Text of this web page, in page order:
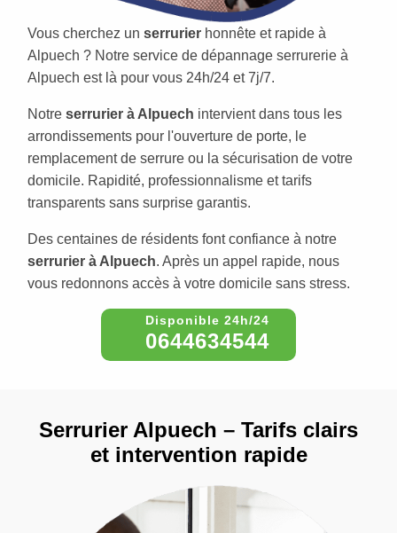
Vous cherchez un serrurier honnête et rapide à
Alpuech ? Notre service de dépannage serrurerie à
Alpuech est là pour vous 24h/24 et 7j/7.
Notre serrurier à Alpuech intervient dans tous les
arrondissements pour l'ouverture de porte, le
remplacement de serrure ou la sécurisation de votre
domicile. Rapidité, professionnalisme et tarifs
transparents sans surprise garantis.
Des centaines de résidents font confiance à notre
serrurier à Alpuech. Après un appel rapide, nous
vous redonnons accès à votre domicile sans stress.
0644634544
Serrurier Alpuech – Tarifs clairs
et intervention rapide